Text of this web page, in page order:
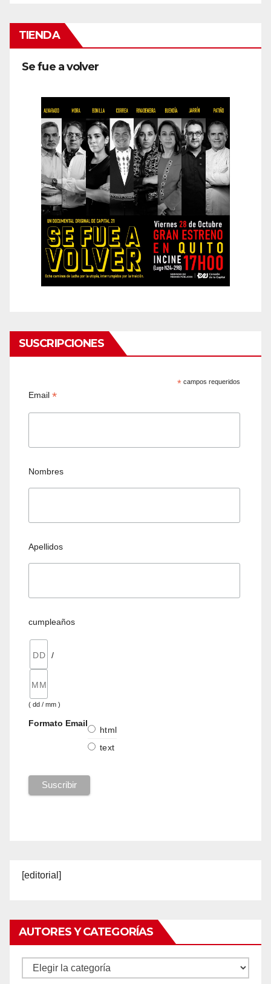
TIENDA
Se fue a volver
SUSCRIPCIONES
* campos requeridos
Email*
Nombres
Apellidos
cumpleaños
/
( dd / mm )
Formato Email
html
text
[editorial]
AUTORES Y CATEGORÍAS
Autores